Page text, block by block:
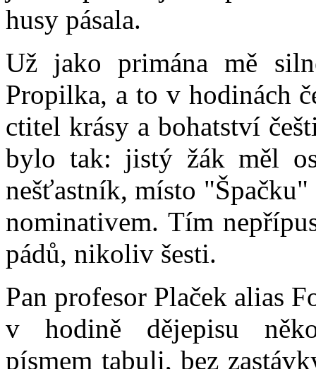
husy pásala.
Už jako primána mě
Propilka, a to v hodinách
ctitel krásy a bohatství
bylo tak: jistý žák měl
nešťastník, místo
nominativem. Tím
pádů, nikoliv šesti.
Pan profesor Plaček alias
v hodině dějepisu
písmem tabuli, bez